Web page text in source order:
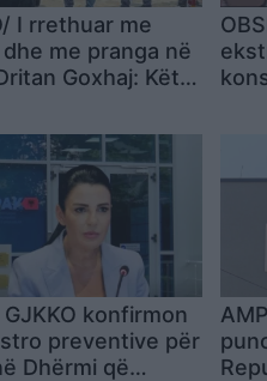
I rrethuar me
me pranga në
Goxhaj: Këta
konfirmon
preventive për
Dhërmi që